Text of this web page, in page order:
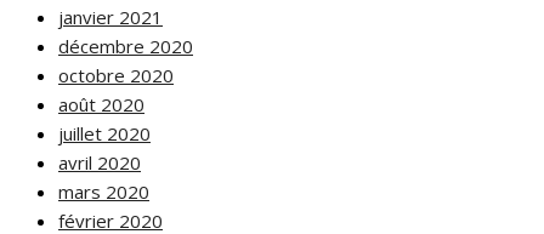
janvier 2021
décembre 2020
octobre 2020
août 2020
juillet 2020
avril 2020
mars 2020
février 2020